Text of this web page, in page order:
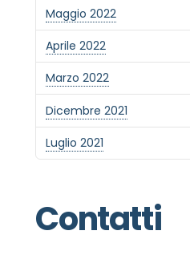
Maggio 2022
Aprile 2022
Marzo 2022
Dicembre 2021
Luglio 2021
Contatti